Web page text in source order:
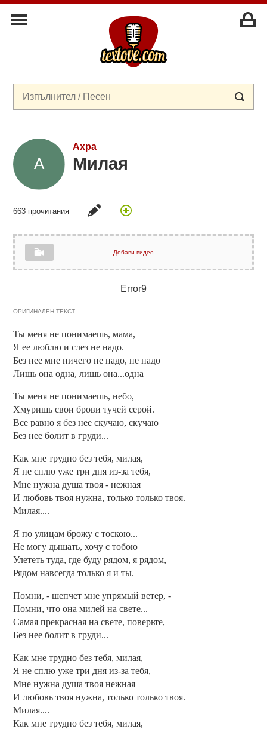
Ахра
Милая
663 прочитания
Добави видео
Error9
ОРИГИНАЛЕН ТЕКСТ
Ты меня не понимаешь, мама,
Я ее люблю и слез не надо.
Без нее мне ничего не надо, не надо
Лишь она одна, лишь она...одна
Ты меня не понимаешь, небо,
Хмуришь свои брови тучей серой.
Все равно я без нее скучаю, скучаю
Без нее болит в груди...
Как мне трудно без тебя, милая,
Я не сплю уже три дня из-за тебя,
Мне нужна душа твоя - нежная
И любовь твоя нужна, только только твоя.
Милая....
Я по улицам брожу с тоскою...
Не могу дышать, хочу с тобою
Улететь туда, где буду рядом, я рядом,
Рядом навсегда только я и ты.
Помни, - шепчет мне упрямый ветер, -
Помни, что она милей на свете...
Самая прекрасная на свете, поверьте,
Без нее болит в груди...
Как мне трудно без тебя, милая,
Я не сплю уже три дня из-за тебя,
Мне нужна душа твоя нежная
И любовь твоя нужна, только только твоя.
Милая....
Как мне трудно без тебя, милая,